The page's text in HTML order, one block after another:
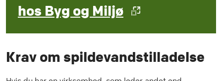
hos Byg og Miljø
Krav om spildevandstilladelse